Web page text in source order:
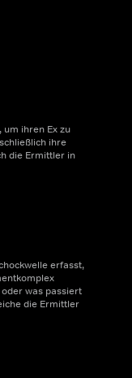
um ihren Ex zu
ihre
die Ermittler in
erfasst,
was passiert
die Ermittler